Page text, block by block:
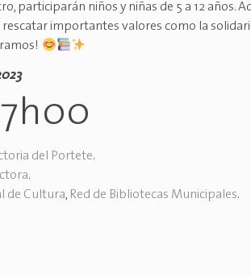
participarán niños y niñas de 5 a 12 años.
rescatar importantes valores como la
del Portete.
.
de Cultura, Red de Bibliotecas Municipales.